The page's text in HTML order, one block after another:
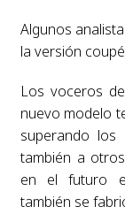
Algunos
la versión
Los voceros
nuevo modelo
superando los
también a
en el futuro
también se